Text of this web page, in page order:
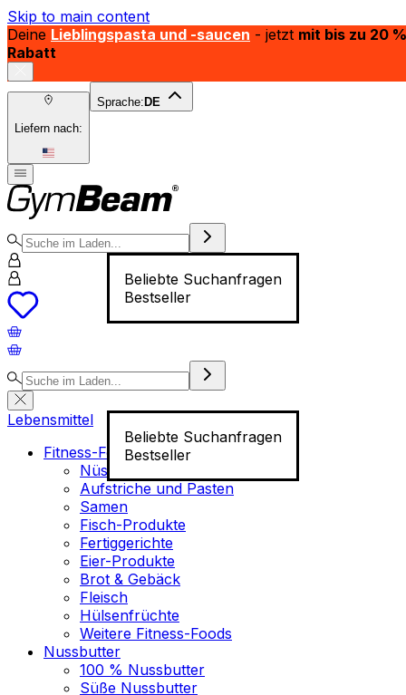
Skip to main content
Deine Lieblingspasta und -saucen - jetzt mit bis zu 20 %
Rabatt
Liefern nach:
Sprache: DE
Beliebte Suchanfragen
Bestseller
Beliebte Suchanfragen
Bestseller
Lebensmittel
Fitness-Food
Nüsse
Aufstriche und Pasten
Samen
Fisch-Produkte
Fertiggerichte
Eier-Produkte
Brot & Gebäck
Fleisch
Hülsenfrüchte
Weitere Fitness-Foods
Nussbutter
100 % Nussbutter
Süße Nussbutter